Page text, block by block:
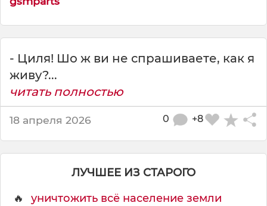
- Циля! Шо ж ви не спрашиваете, как я
живу?...
читать полностью
18 апреля 2026 +8
0
ЛУЧШЕЕ ИЗ СТАРОГО
🔥
уничтожить всё население земли